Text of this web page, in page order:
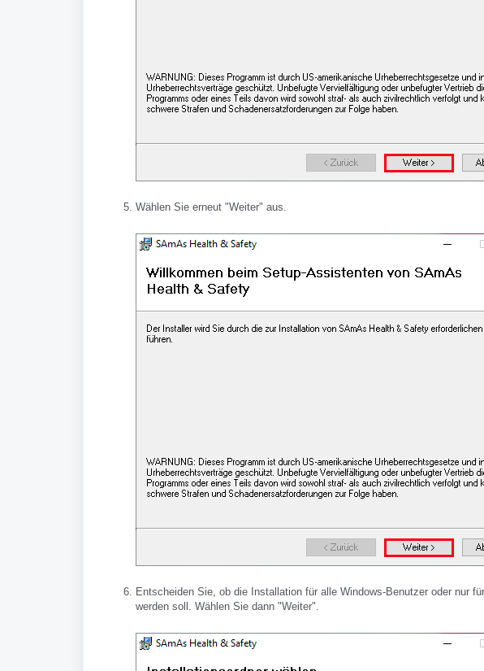
Wählen Sie erneut "Weiter" aus.
Entscheiden Sie, ob die Installation für alle Windows-Benutzer oder nur
werden soll. Wählen Sie dann "Weiter".